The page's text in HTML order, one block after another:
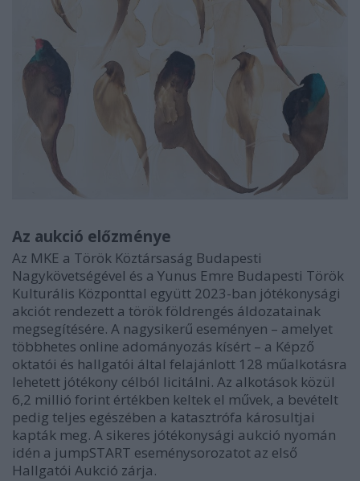
Az aukció előzménye
Az MKE a Török Köztársaság Budapesti
Nagykövetségével és a Yunus Emre Budapesti Török
Kulturális Központtal együtt 2023-ban jótékonysági
akciót rendezett a török földrengés áldozatainak
megsegítésére. A nagysikerű eseményen – amelyet
többhetes online adományozás kísért – a Képző
oktatói és hallgatói által felajánlott 128 műalkotásra
lehetett jótékony célból licitálni. Az alkotások közül
6,2 millió forint értékben keltek el művek, a bevételt
pedig teljes egészében a katasztrófa károsultjai
kapták meg. A sikeres jótékonysági aukció nyomán
idén a jumpSTART eseménysorozatot az első
Hallgatói Aukció zárja.